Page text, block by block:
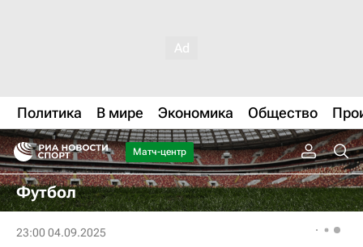
Политика В мире Экономика Общество
Матч-центр
Футбол
23:00 04.09.2025